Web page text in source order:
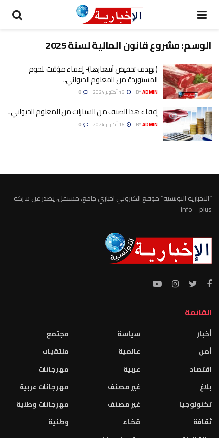
الوسم:مشروع قانون المالية لسنة 2025
( بهدف تخفيض أسعارها)- إعفاء مؤقّت للحوم
المستوردة من المعلوم الديواني..
BYADMIN
إعفاء هذا الصنف من السيارات من المعلوم الديواني..
BYADMIN
“الاخبارية التونسية” موقع الكتروني اخباري جامع، مستقل، يصدر عن شركة
info – plus
القائمة
أخبار
أمن
اقتصاد
بلاغ
تكنولوجيا
ثقافة
سياسة
عالمية
عربية
غير مصنف
غير مصنف
قضاء
مجتمع
ملتقيات
مهرجانات
مهرجانات عربية
مهرجانات وطنية
وطنية